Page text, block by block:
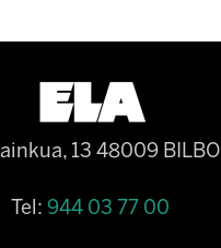
13 48009 BILBO
Tel: 944 03 77 00